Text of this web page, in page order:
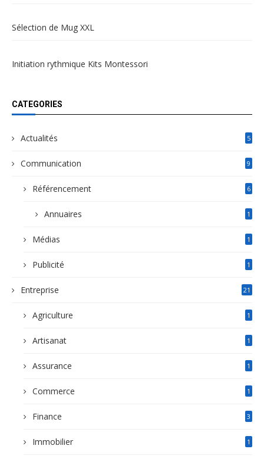
Sélection de Mug XXL
Initiation rythmique Kits Montessori
CATEGORIES
Actualités 5
Communication 9
Référencement 6
Annuaires 1
Médias 1
Publicité 1
Entreprise 21
Agriculture 1
Artisanat 1
Assurance 1
Commerce 1
Finance 3
Immobilier 1